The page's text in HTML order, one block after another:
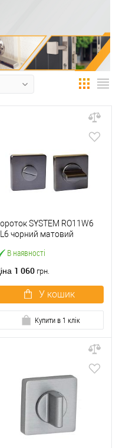
В наявності
SYSTEM RO11W6
чорний матовий
1 060 грн.
У кошик
Купити в 1 клік